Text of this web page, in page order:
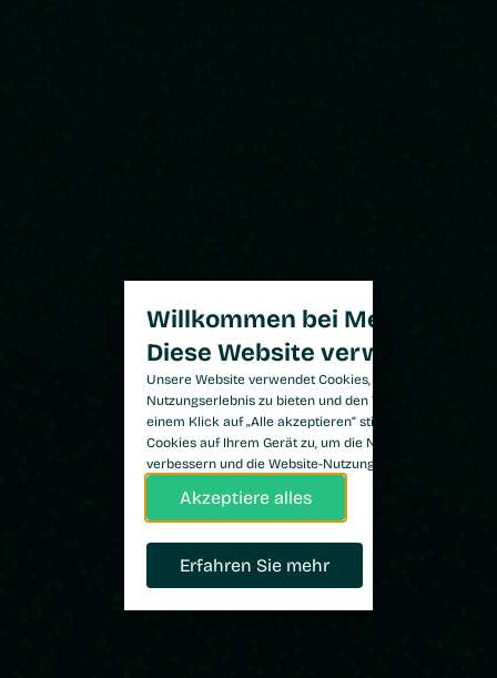
Willkommen bei Meilenstein.
Diese Website verwendet
Unsere Website verwendet Cookies, um Ihnen ein
Nutzungserlebnis zu bieten und den Website-Traffic zu
einem Klick auf „Alle akzeptieren“ stimmen Sie der
Cookies auf Ihrem Gerät zu, um die Navigation auf der
verbessern und die Website-Nutzung zu analysieren.
Akzeptiere alles
Erfahren Sie mehr